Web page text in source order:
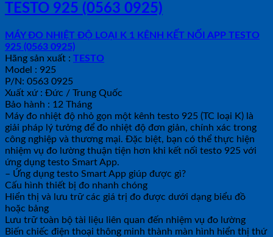
TESTO 925 (0563 0925)
MÁY ĐO NHIỆT ĐỘ LOẠI K 1 KÊNH KẾT NỐI APP TESTO
925 (0563 0925)
Hãng sản xuất : TESTO
Model : 925
P/N: 0563 0925
Xuất xứ : Đức / Trung Quốc
Bảo hành : 12 Tháng
Máy đo nhiệt độ nhỏ gọn một kênh testo 925 (TC loại K) là
giải pháp lý tưởng để đo nhiệt độ đơn giản, chính xác trong
công nghiệp và thương mại. Đặc biệt, bạn có thể thực hiện
nhiệm vụ đo lường thuận tiện hơn khi kết nối testo 925 với
ứng dụng testo Smart App.
– Ứng dụng testo Smart App giúp được gì?
Cấu hình thiết bị đo nhanh chóng
Hiển thị và lưu trữ các giá trị đo được dưới dạng biểu đồ
hoặc bảng
Lưu trữ toàn bộ tài liệu liên quan đến nhiệm vụ đo lường
Biến chiếc điện thoại thông minh thành màn hình hiển thị thứ